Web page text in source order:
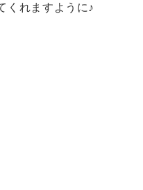
くれますように♪